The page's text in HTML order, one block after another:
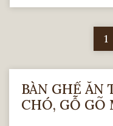
1
BÀN GHẾ ĂN
CHÓ, GỖ GÕ